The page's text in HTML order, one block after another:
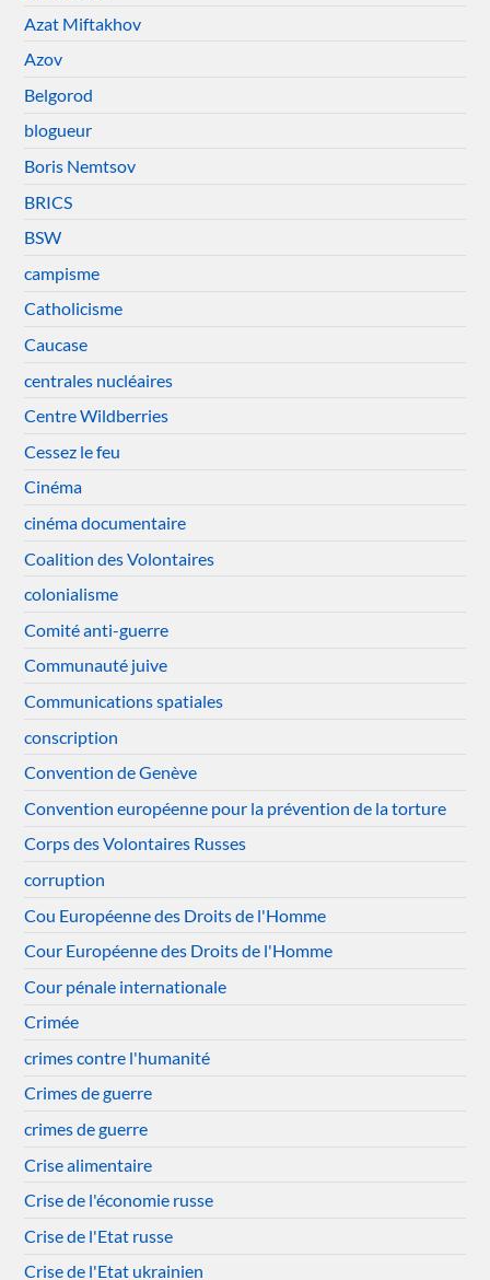
Azat Miftakhov
Azov
Belgorod
blogueur
Boris Nemtsov
BRICS
BSW
campisme
Catholicisme
Caucase
centrales nucléaires
Centre Wildberries
Cessez le feu
Cinéma
cinéma documentaire
Coalition des Volontaires
colonialisme
Comité anti-guerre
Communauté juive
Communications spatiales
conscription
Convention de Genève
Convention européenne pour la prévention de la torture
Corps des Volontaires Russes
corruption
Cou Européenne des Droits de l'Homme
Cour Européenne des Droits de l'Homme
Cour pénale internationale
Crimée
crimes contre l'humanité
Crimes de guerre
crimes de guerre
Crise alimentaire
Crise de l'économie russe
Crise de l'Etat russe
Crise de l'Etat ukrainien